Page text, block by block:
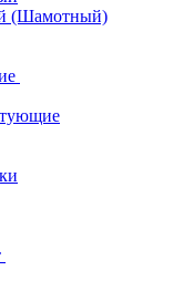
(Шамотный)